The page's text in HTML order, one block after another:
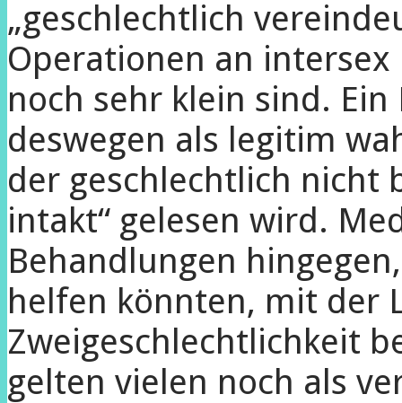
„geschlechtlich
Operationen an
noch sehr klein sind.
deswegen als legitim
der geschlechtlich nicht
intakt“ gelesen wird.
Behandlungen
helfen könnten, mit der
Zweigeschlechtlichkeit
gelten vielen noch als